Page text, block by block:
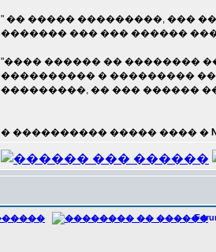
" �� ����� ���������, ���
������� ��� ��� ������
"���� ������ �� ��������
���������� � ���������
���������, �� ��� ������
� ���������� ����� ���� �